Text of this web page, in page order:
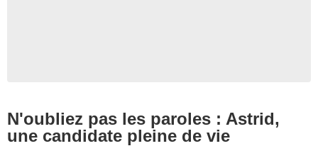
N'oubliez pas les paroles : Astrid,
une candidate pleine de vie